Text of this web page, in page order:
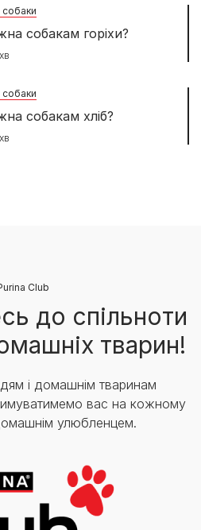
собакам горіхи?
собакам хліб?
Club
до спільноти
тварин!
і домашнім тваринам
вас на кожному
улюбленцем.